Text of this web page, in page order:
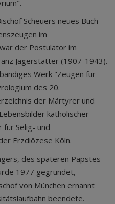
Scheuers neues Buch
im
der Postulator im
Jägerstätter (1907-1943).
Werk "Zeugen für
des 20.
der Märtyrer und
katholischer
Selig- und
Erzdiözese Köln.
des späteren Papstes
1977 gegründet,
von München ernannt
beendete.